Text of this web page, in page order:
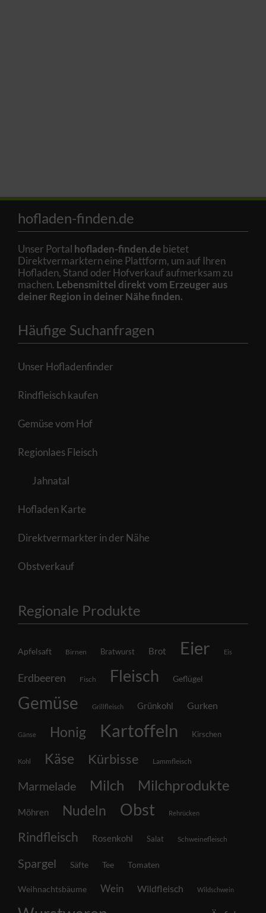
hofladen-finden.de
Unser Portal hofladen-finden.debietet
Direktvermarktern eine Plattform, um auf Ihren
Hofladen, Stand oder Hofverkauf aufmerksam zu
machen. Lebensmittel direkt vom Erzeuger aus
deiner Region in deiner Nähe finden.
Häufige Suchanfragen
Unser Hofladenfinder
Rindfleisch kaufen
Gemüse vom Hof
Regionlaes Fleisch
Jahnatal
Hofladen Karte
Direktvermarkter in der Nähe
Obstverkauf
Regionale Produkte
Apfelsaft Birnen Bratwurst Brot Eier Eis
Erdbeeren Fisch Fleisch Geflügel
Gemüse Grillfleisch Grünkohl Gurken
Gänse Honig Kartoffeln Kirschen
Kohl Käse Kürbisse Lammfleisch
Marmelade Milch Milchprodukte
Möhren Nudeln Obst Rehrücken
Rindfleisch Rosenkohl Salat Schweinefleisch
Spargel Säfte Tee Tomaten
Weihnachtsbäume Wein Wildfleisch Wildschwein